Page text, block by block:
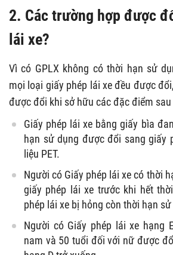
2. Các trường hợp được
lái xe?
Vì có GPLX không có thời hạn sử
mọi loại giấy phép lái xe đều được
được đổi khi sở hữu các đặc điểm
Giấy phép lái xe bằng giấy bìa
hạn sử dụng được đổi sang giấy
liệu PET.
Người có Giấy phép lái xe có thời
giấy phép lái xe trước khi hết
phép lái xe bị hỏng còn thời hạn
Người có Giấy phép lái xe hạng
nam và 50 tuổi đối với nữ được